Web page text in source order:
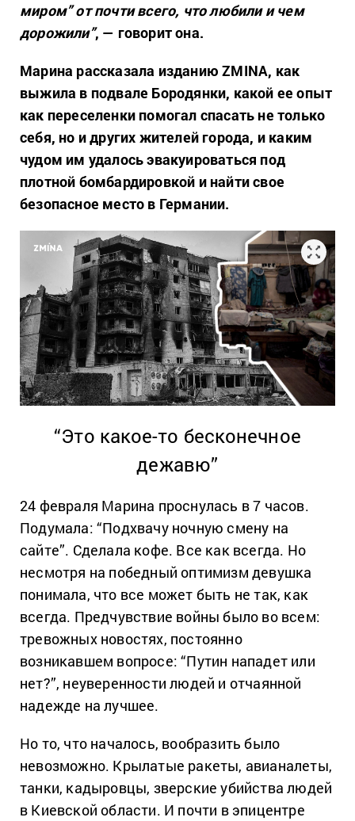
миром” от почти всего, что любили и чем
дорожили”, — говорит она.
Марина рассказала изданию ZMINA, как
выжила в подвале Бородянки, какой ее опыт
как переселенки помогал спасать не только
себя, но и других жителей города, и каким
чудом им удалось эвакуироваться под
плотной бомбардировкой и найти свое
безопасное место в Германии.
“Это какое-то бесконечное
дежавю”
24 февраля Марина проснулась в 7 часов.
Подумала: “Подхвачу ночную смену на
сайте”. Сделала кофе. Все как всегда. Но
несмотря на победный оптимизм девушка
понимала, что все может быть не так, как
всегда. Предчувствие войны было во всем:
тревожных новостях, постоянно
возникавшем вопросе: “Путин нападет или
нет?”, неуверенности людей и отчаянной
надежде на лучшее.
Но то, что началось, вообразить было
невозможно. Крылатые ракеты, авианалеты,
танки, кадыровцы, зверские убийства людей
в Киевской области. И почти в эпицентре